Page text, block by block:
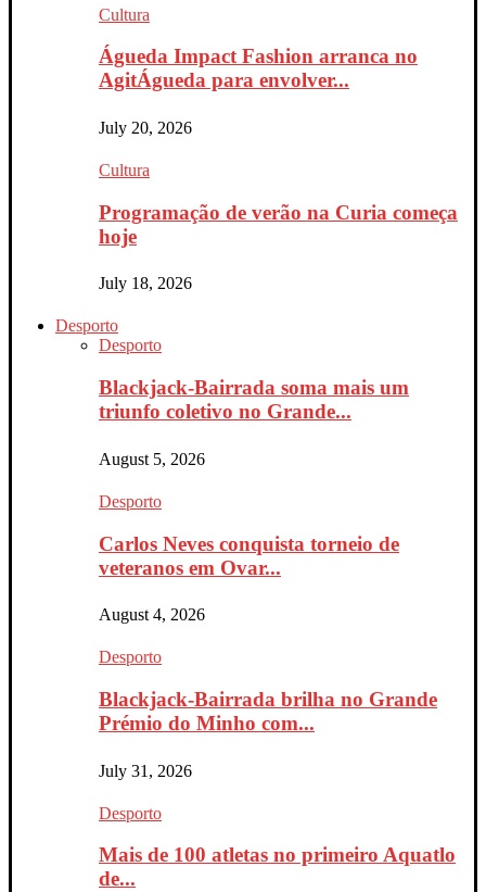
Cultura
Águeda Impact Fashion arranca no
AgitÁgueda para envolver...
July 20, 2026
Cultura
Programação de verão na Curia começa
hoje
July 18, 2026
Desporto
Desporto
Blackjack-Bairrada soma mais um
triunfo coletivo no Grande...
August 5, 2026
Desporto
Carlos Neves conquista torneio de
veteranos em Ovar...
August 4, 2026
Desporto
Blackjack-Bairrada brilha no Grande
Prémio do Minho com...
July 31, 2026
Desporto
Mais de 100 atletas no primeiro Aquatlo
de...